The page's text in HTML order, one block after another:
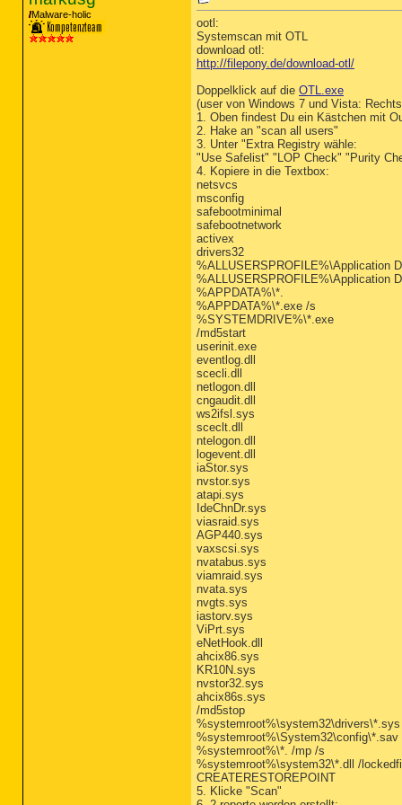
R3 - URLSearchHook:
R3 - URLSearchHook:
F2 - REG:system.ini:
F2 - REG:system.ini:
O2 - BHO: XTTBPos00 -
O2 - BHO: Adobe PDF
O2 - BHO:
O2 - BHO:
O2 - BHO: SSVHelper
O2 - BHO: Google Toolbar
O2 - BHO: Google Toolbar
O2 - BHO: SWEETIE -
O3 - Toolbar: My Search
O3 - Toolbar: SweetIM
O3 - Toolbar: ICQToolBar -
O3 - Toolbar: Google
O4 - HKLM\..\Run: [DLA]
O4 - HKLM\..\Run: [!AVG
O4 - HKLM\..\Run:
O4 - HKLM\..\Run:
O4 - HKLM\..\Run:
O4 - HKLM\..\Run:
O4 - HKLM\..\Run: [Start
O4 - HKLM\..\Run:
O4 - HKLM\..\Run:
O4 - HKLM\..\Run:
O4 - HKLM\..\Run: [Adobe
O4 - HKLM\..\Run: [Adobe
O4 - HKLM\..\Run:
O4 - HKLM\..\Run:
O4 - HKCU\..\Run:
O4 - HKCU\..\Run: [swg]
O4 - HKCU\..\Run:
O4 - HKCU\..\Run:
O4 - HKUS\S-1-5-19\..\Run:
O4 - HKUS\S-1-5-20\..\Run:
O4 - HKUS\S-1-5-18\..\Run:
O4 -
O4 - Startup:
O8 - Extra context menu
O9 - Extra button: (no
O9 - Extra 'Tools'
O9 - Extra button: ICQ7 -
O9 - Extra 'Tools'
O9 - Extra button:
O9 - Extra 'Tools'
O9 - Extra button:
O9 - Extra 'Tools'
O12 - Plugin for .spop:
O23 - Service: Avira
O23 - Service: Apple
O23 - Service: AVG Anti-
O23 - Service: Bonjour-
O23 - Service: Google
O23 - Service: Google
O23 - Service: ICQ
O23 - Service:
Malware-holic
ootl:
Systemscan mit OTL
download otl:
http://filepony.de/download-otl/
Doppelklick auf die OTL.exe
(user von Windows 7 und Vista:
1. Oben findest Du ein Kästchen mit
2. Hake an "scan all users"
3. Unter "Extra Registry wähle:
"Use Safelist" "LOP Check" "Purity
4. Kopiere in die Textbox:
netsvcs
msconfig
safebootminimal
safebootnetwork
activex
drivers32
%ALLUSERSPROFILE%\Application
%ALLUSERSPROFILE%\Application
%APPDATA%\*.
%APPDATA%\*.exe /s
%SYSTEMDRIVE%\*.exe
/md5start
userinit.exe
eventlog.dll
scecli.dll
netlogon.dll
cngaudit.dll
ws2ifsl.sys
sceclt.dll
ntelogon.dll
logevent.dll
iaStor.sys
nvstor.sys
atapi.sys
IdeChnDr.sys
viasraid.sys
AGP440.sys
vaxscsi.sys
nvatabus.sys
viamraid.sys
nvata.sys
nvgts.sys
iastorv.sys
ViPrt.sys
eNetHook.dll
ahcix86.sys
KR10N.sys
nvstor32.sys
ahcix86s.sys
/md5stop
%systemroot%\System32\config\*.sav
%systemroot%\*. /mp /s
%systemroot%\system32\*.dll /
CREATERESTOREPOINT
5. Klicke "Scan"